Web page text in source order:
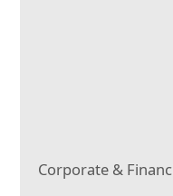
Corporate &